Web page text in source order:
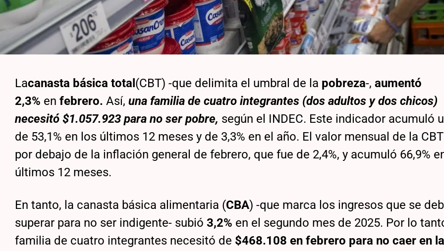
Lacanasta básica total (CBT) -que delimita el umbral de la pobreza-, aumentó
2,3% enfebrero.Así,una familia de cuatro integrantes (dos adultos y dos chicos)
necesitó $1.057.923 para no ser pobre, según el INDEC. Este indicador acumuló
de 53,1% en los últimos 12 meses y de 3,3% en el año. El valor mensual de la
por debajo de la inflación general de febrero, que fue de 2,4%, y acumuló 66,9%
últimos 12 meses.
En tanto, la canasta básica alimentaria (CBA) -que marca los ingresos que se
superar para no ser indigente- subió3,2% en el segundo mes de 2025. Por lo
familia de cuatro integrantes necesitó de $468.108 en febrero para no caer en la